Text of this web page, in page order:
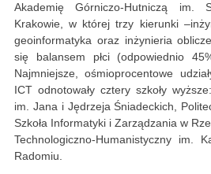
Akademię Górniczo-Hutniczą im.
Krakowie, w której trzy kierunki
geoinformatyka oraz inżynieria
się balansem płci (odpowiednio
Najmniejsze, ośmioprocentowe
ICT odnotowały cztery szkoły
im. Jana i Jędrzeja Śniadeckich,
Szkoła Informatyki i Zarządzania w
Technologiczno-Humanistyczny im.
Radomiu.